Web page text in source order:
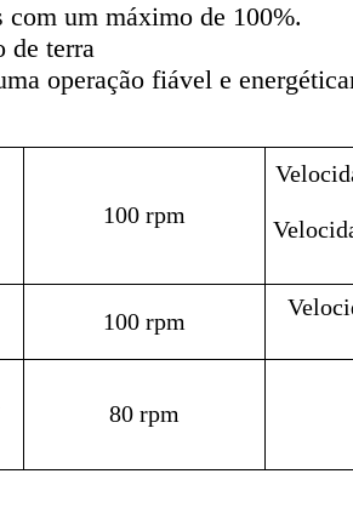
com um máximo de 100%.
de terra
operação fiável e
100 rpm
100 rpm
80 rpm